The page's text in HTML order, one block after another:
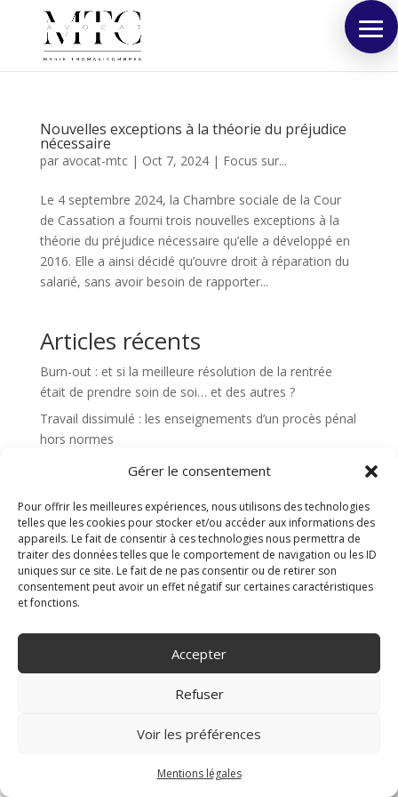
Gérer le consentement
Pour offrir les meilleures expériences, nous utilisons des technologies
telles que les cookies pour stocker et/ou accéder aux informations des
appareils. Le fait de consentir à ces technologies nous permettra de
traiter des données telles que le comportement de navigation ou les ID
uniques sur ce site. Le fait de ne pas consentir ou de retirer son
consentement peut avoir un effet négatif sur certaines caractéristiques
et fonctions.
Accepter
Refuser
Voir les préférences
Mentions légales
Nouvelles exceptions à la théorie du préjudice
nécessaire
par avocat-mtc| Oct 7, 2024| Focus sur...
Le 4 septembre 2024, la Chambre sociale de la Cour
de Cassation a fourni trois nouvelles exceptions à la
théorie du préjudice nécessaire qu’elle a développé en
2016. Elle a ainsi décidé qu’ouvre droit à réparation du
salarié, sans avoir besoin de rapporter...
Articles récents
Burn-out : et si la meilleure résolution de la rentrée
était de prendre soin de soi… et des autres ?
Travail dissimulé : les enseignements d’un procès pénal
hors normes
Rupture cоnvеntiоnnеlle : Pоurquоi ce n’est pas une
Prise en compte des congés payés pour le calcul des
heures supplémentaires
Nouveau Cabinet d’avocat en droit du travail à
Montpellier (34 ) !